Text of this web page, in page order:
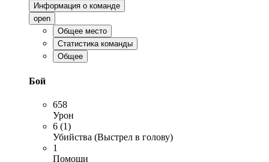
Информация о команде
open
Общее место
Статистика команды
Общее
Бой
658
Урон
6 (1)
Убийства (Выстрел в голову)
1
Помощи